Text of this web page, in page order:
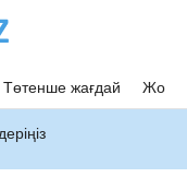
Төтенше жағдай Жол